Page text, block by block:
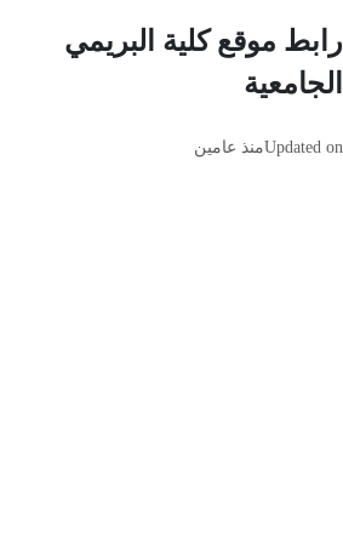
رابط موقع كلية البريمي
الجامعية
Updated onمنذ عامين